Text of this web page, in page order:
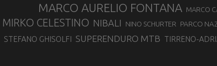
MARCO AURELIO FONTANA MARCO
MIRKO CELESTINO NIBALI NINO SCHURTER PARCO
STEFANO GHISOLFI SUPERENDURO MTB TIRRENO-